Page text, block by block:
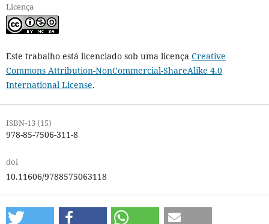
Licença
Este trabalho está licenciado sob uma licença Creative
Commons Attribution-NonCommercial-ShareAlike 4.0
International License.
ISBN-13 (15)
978-85-7506-311-8
doi
10.11606/9788575063118